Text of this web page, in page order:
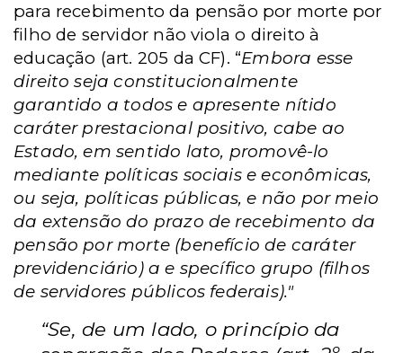
para recebimento da pensão por morte por
filho de servidor não viola o direito à
educação (art. 205 da CF). “Embora esse
direito seja constitucionalmente
garantido a todos e apresente nítido
caráter prestacional positivo, cabe ao
Estado, em sentido lato, promovê-lo
mediante políticas sociais e econômicas,
ou seja, políticas públicas, e não por meio
da extensão do prazo de recebimento da
pensão por morte (benefício de caráter
previdenciário) a e specífico grupo (filhos
de servidores públicos federais)."
“Se, de um lado, o princípio da